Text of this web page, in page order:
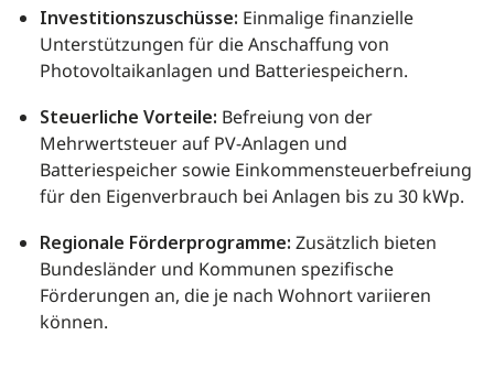
Investitionszuschüsse: Einmalige finanzielle
Unterstützungen für die Anschaffung von
Photovoltaikanlagen und Batteriespeichern.
Steuerliche Vorteile: Befreiung von der
Mehrwertsteuer auf PV-Anlagen und
Batteriespeicher sowie Einkommensteuerbefreiung
für den Eigenverbrauch bei Anlagen bis zu 30 kWp.
Regionale Förderprogramme: Zusätzlich bieten
Bundesländer und Kommunen spezifische
Förderungen an, die je nach Wohnort variieren
können.